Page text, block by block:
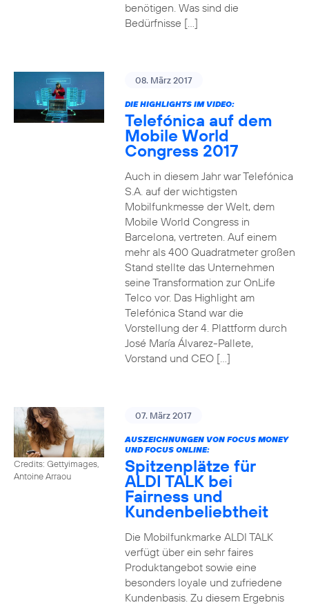
benötigen. Was sind die
Bedürfnisse […]
08. März 2017
DIE HIGHLIGHTS IM VIDEO:
Telefónica auf dem
Mobile World
Congress 2017
Auch in diesem Jahr war Telefónica
S.A. auf der wichtigsten
Mobilfunkmesse der Welt, dem
Mobile World Congress in
Barcelona, vertreten. Auf einem
mehr als 400 Quadratmeter großen
Stand stellte das Unternehmen
seine Transformation zur OnLife
Telco vor. Das Highlight am
Telefónica Stand war die
Vorstellung der 4. Plattform durch
José María Álvarez-Pallete,
Vorstand und CEO […]
Credits: Gettyimages,
Antoine Arraou
07. März 2017
AUSZEICHNUNGEN VON FOCUS MONEY
UND FOCUS ONLINE:
Spitzenplätze für
ALDI TALK bei
Fairness und
Kundenbeliebtheit
Die Mobilfunkmarke ALDI TALK
verfügt über ein sehr faires
Produktangebot sowie eine
besonders loyale und zufriedene
Kundenbasis. Zu diesem Ergebnis